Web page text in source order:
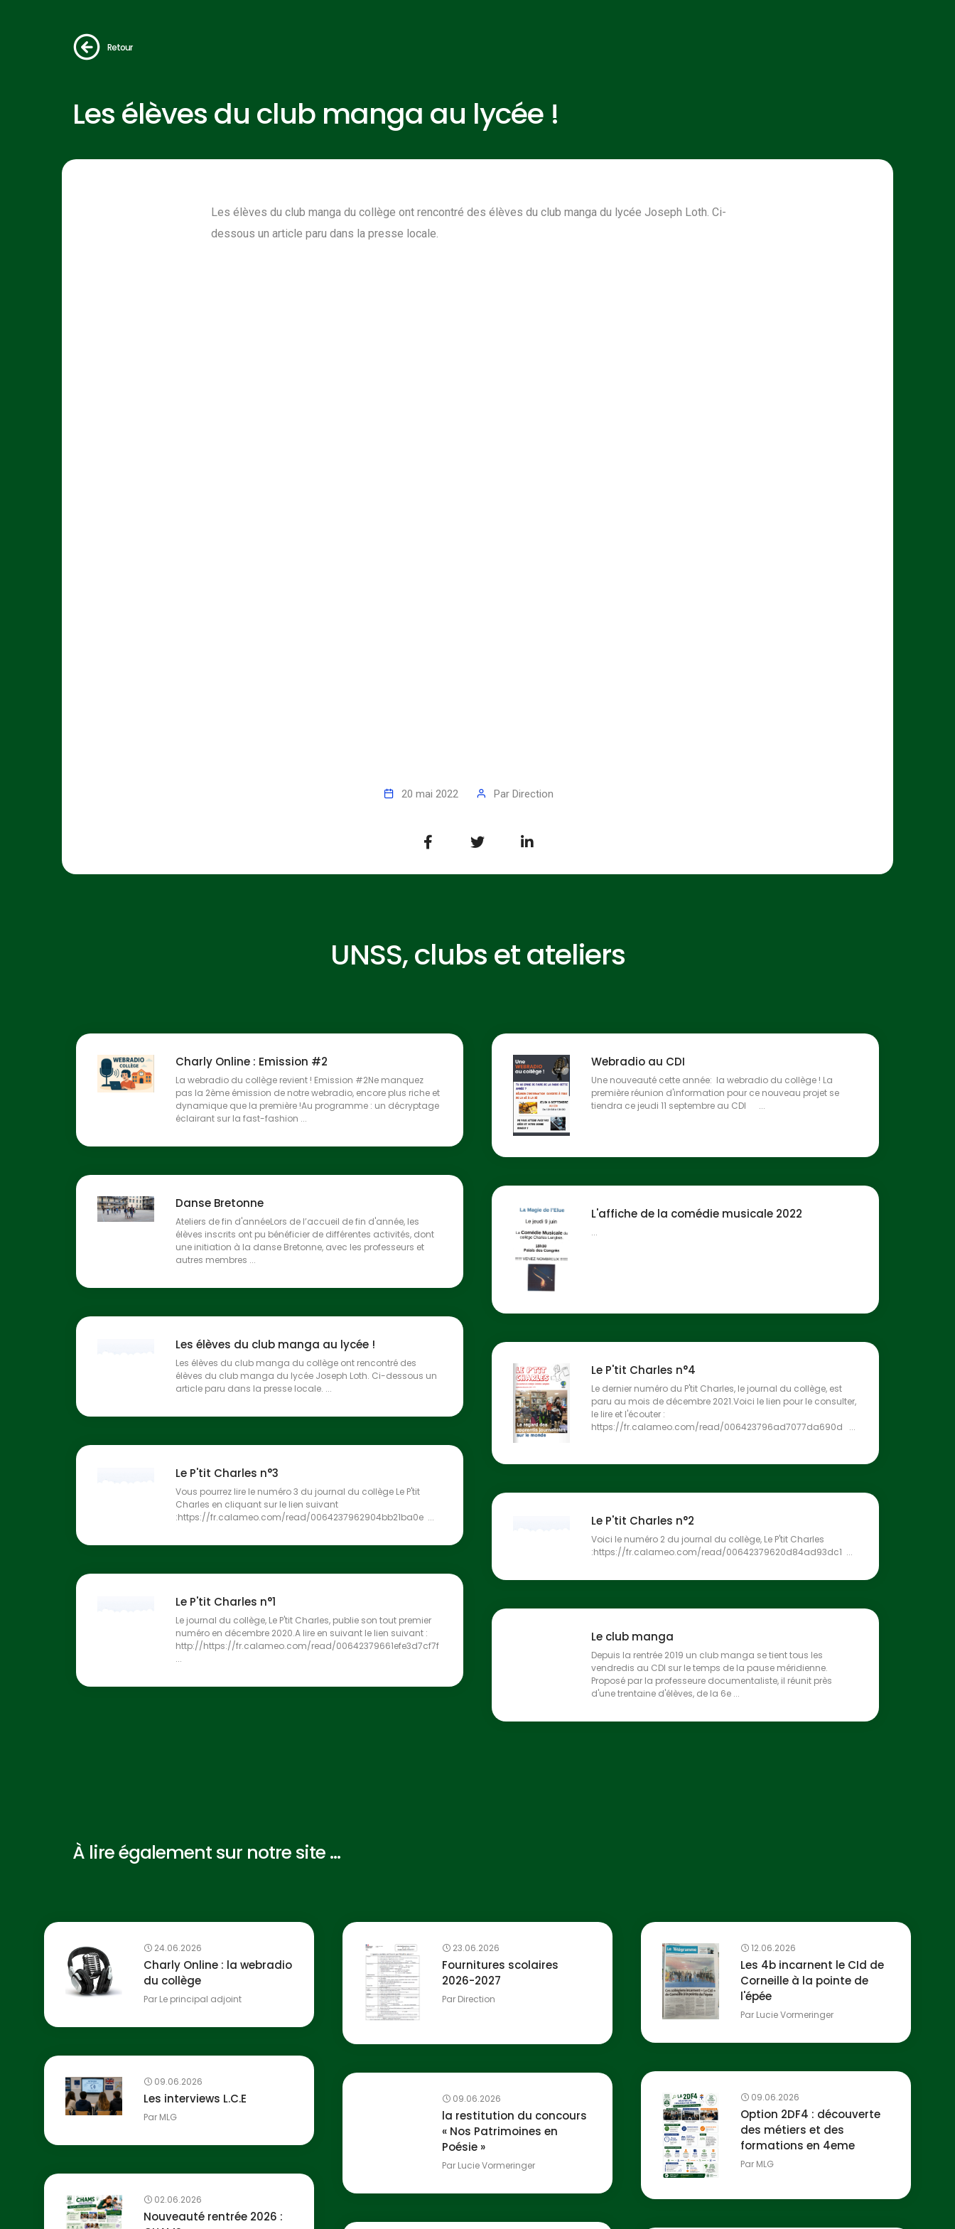
Retour
Les élèves du club manga au lycée !
Les élèves du club manga du collège ont rencontré des élèves du club manga du lycée Joseph Loth. Ci-
dessous un article paru dans la presse locale.
20 mai 2022 Par Direction
UNSS, clubs et ateliers
Charly Online : Emission #2
La webradio du collège revient ! Emission #2Ne manquez
pas la 2ème émission de notre webradio, encore plus riche et
dynamique que la première !Au programme : un décryptage
éclairant sur la fast-fashion ...
Webradio au CDI
Une nouveauté cette année: la webradio du collège ! La
première réunion d'information pour ce nouveau projet se
tiendra ce jeudi 11 septembre au CDI ...
Danse Bretonne
Ateliers de fin d'annéeLors de l’accueil de fin d'année, les
élèves inscrits ont pu bénéficier de différentes activités, dont
une initiation à la danse Bretonne, avec les professeurs et
autres membres ...
L'affiche de la comédie musicale 2022
...
Les élèves du club manga au lycée !
Les élèves du club manga du collège ont rencontré des
élèves du club manga du lycée Joseph Loth. Ci-dessous un
article paru dans la presse locale. ...
Le P'tit Charles n°4
Le dernier numéro du P'tit Charles, le journal du collège, est
paru au mois de décembre 2021.Voici le lien pour le consulter,
le lire et l'écouter :
https://fr.calameo.com/read/006423796ad7077da690d ...
Le P'tit Charles n°3
Vous pourrez lire le numéro 3 du journal du collège Le P'tit
Charles en cliquant sur le lien suivant
:https://fr.calameo.com/read/0064237962904bb21ba0e ...
Le P'tit Charles n°2
Voici le numéro 2 du journal du collège, Le P'tit Charles
:https://fr.calameo.com/read/00642379620d84ad93dc1 ...
Le P'tit Charles n°1
Le journal du collège, Le P'tit Charles, publie son tout premier
numéro en décembre 2020.A lire en suivant le lien suivant :
http://https://fr.calameo.com/read/00642379661efe3d7cf7f
...
Le club manga
Depuis la rentrée 2019 un club manga se tient tous les
vendredis au CDI sur le temps de la pause méridienne.
Proposé par la professeure documentaliste, il réunit près
d'une trentaine d'élèves, de la 6e ...
À lire également sur notre site ...
24.06.2026
Charly Online : la webradio
du collège
Par Le principal adjoint
23.06.2026
Fournitures scolaires
2026-2027
Par Direction
12.06.2026
Les 4b incarnent le CId de
Corneille à la pointe de
l'épée
Par Lucie Vormeringer
09.06.2026
Les interviews L.C.E
Par MLG
09.06.2026
Option 2DF4 : découverte
des métiers et des
formations en 4eme
Par MLG
09.06.2026
la restitution du concours
« Nos Patrimoines en
Poésie »
Par Lucie Vormeringer
02.06.2026
Nouveauté rentrée 2026 :